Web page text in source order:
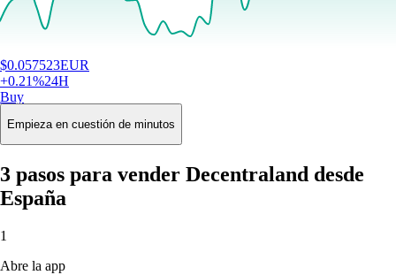
$0.057523EUR
+0.21%24H
Buy
Empieza en cuestión de minutos
3 pasos para vender Decentraland desde
España
1
Abre la app